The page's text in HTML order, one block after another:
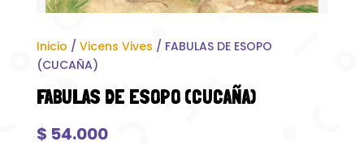
Inicio / Vicens Vives / FABULAS DE ESOPO
(CUCAÑA)
FABULAS DE ESOPO (CUCAÑA)
$ 54.000